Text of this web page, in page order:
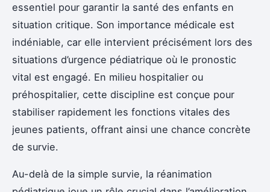
essentiel pour garantir la santé des enfants en
situation critique. Son importance médicale est
indéniable, car elle intervient précisément lors des
situations d’urgence pédiatrique où le pronostic
vital est engagé. En milieu hospitalier ou
préhospitalier, cette discipline est conçue pour
stabiliser rapidement les fonctions vitales des
jeunes patients, offrant ainsi une chance concrète
de survie.
Au-delà de la simple survie, la réanimation